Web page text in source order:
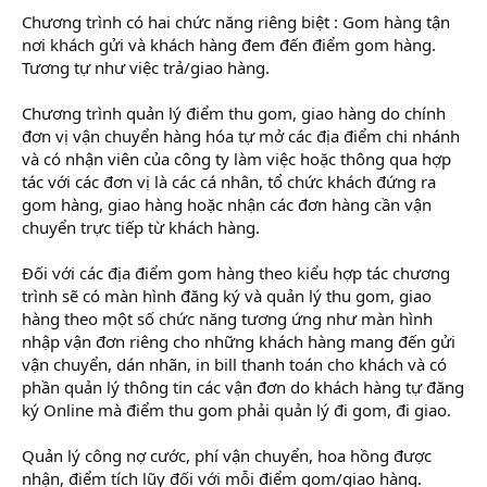
Chương trình có hai chức năng riêng biệt : Gom hàng tận
nơi khách gửi và khách hàng đem đến điểm gom hàng.
Tương tự như việc trả/giao hàng.
Chương trình quản lý điểm thu gom, giao hàng do chính
đơn vị vận chuyển hàng hóa tự mở các địa điểm chi nhánh
và có nhận viên của công ty làm việc hoặc thông qua hợp
tác với các đơn vị là các cá nhân, tổ chức khách đứng ra
gom hàng, giao hàng hoặc nhận các đơn hàng cần vận
chuyển trực tiếp từ khách hàng.
Đối với các địa điểm gom hàng theo kiểu hợp tác chương
trình sẽ có màn hình đăng ký và quản lý thu gom, giao
hàng theo một số chức năng tương ứng như màn hình
nhập vận đơn riêng cho những khách hàng mang đến gửi
vận chuyển, dán nhãn, in bill thanh toán cho khách và có
phần quản lý thông tin các vận đơn do khách hàng tự đăng
ký Online mà điểm thu gom phải quản lý đi gom, đi giao.
Quản lý công nợ cước, phí vận chuyển, hoa hồng được
nhận, điểm tích lũy đối với mỗi điểm gom/giao hàng.